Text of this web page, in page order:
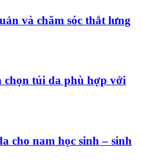
và chăm sóc thắt lưng
chọn túi da phù hợp với
cho nam học sinh – sinh